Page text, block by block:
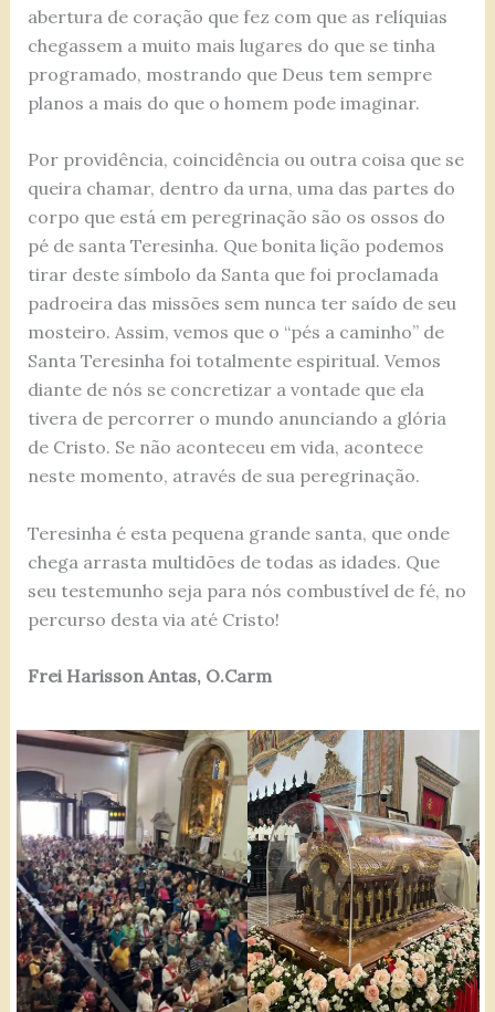
abertura de coração que fez com que as relíquias
chegassem a muito mais lugares do que se tinha
programado, mostrando que Deus tem sempre
planos a mais do que o homem pode imaginar.
Por providência, coincidência ou outra coisa que se
queira chamar, dentro da urna, uma das partes do
corpo que está em peregrinação são os ossos do
pé de santa Teresinha. Que bonita lição podemos
tirar deste símbolo da Santa que foi proclamada
padroeira das missões sem nunca ter saído de seu
mosteiro. Assim, vemos que o “pés a caminho” de
Santa Teresinha foi totalmente espiritual. Vemos
diante de nós se concretizar a vontade que ela
tivera de percorrer o mundo anunciando a glória
de Cristo. Se não aconteceu em vida, acontece
neste momento, através de sua peregrinação.
Teresinha é esta pequena grande santa, que onde
chega arrasta multidões de todas as idades. Que
seu testemunho seja para nós combustível de fé, no
percurso desta via até Cristo!
Frei Harisson Antas, O.Carm